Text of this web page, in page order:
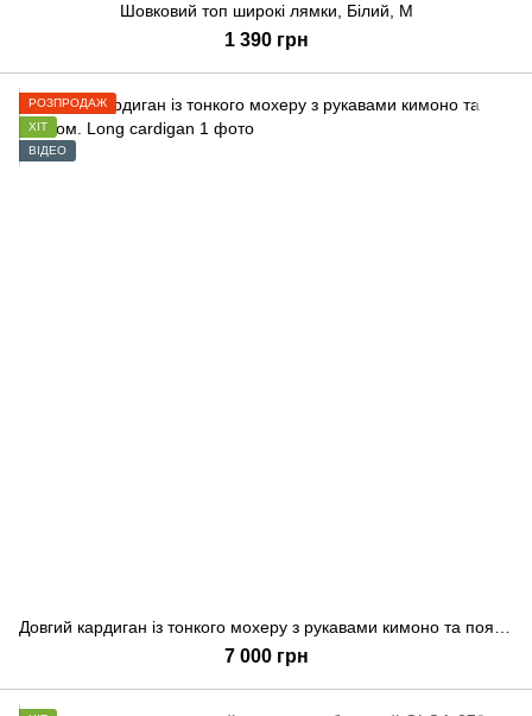
Шовковий топ широкі лямки, Білий, M
1 390 грн
РОЗПРОДАЖ
ХІТ
ВІДЕО
7 000 грн